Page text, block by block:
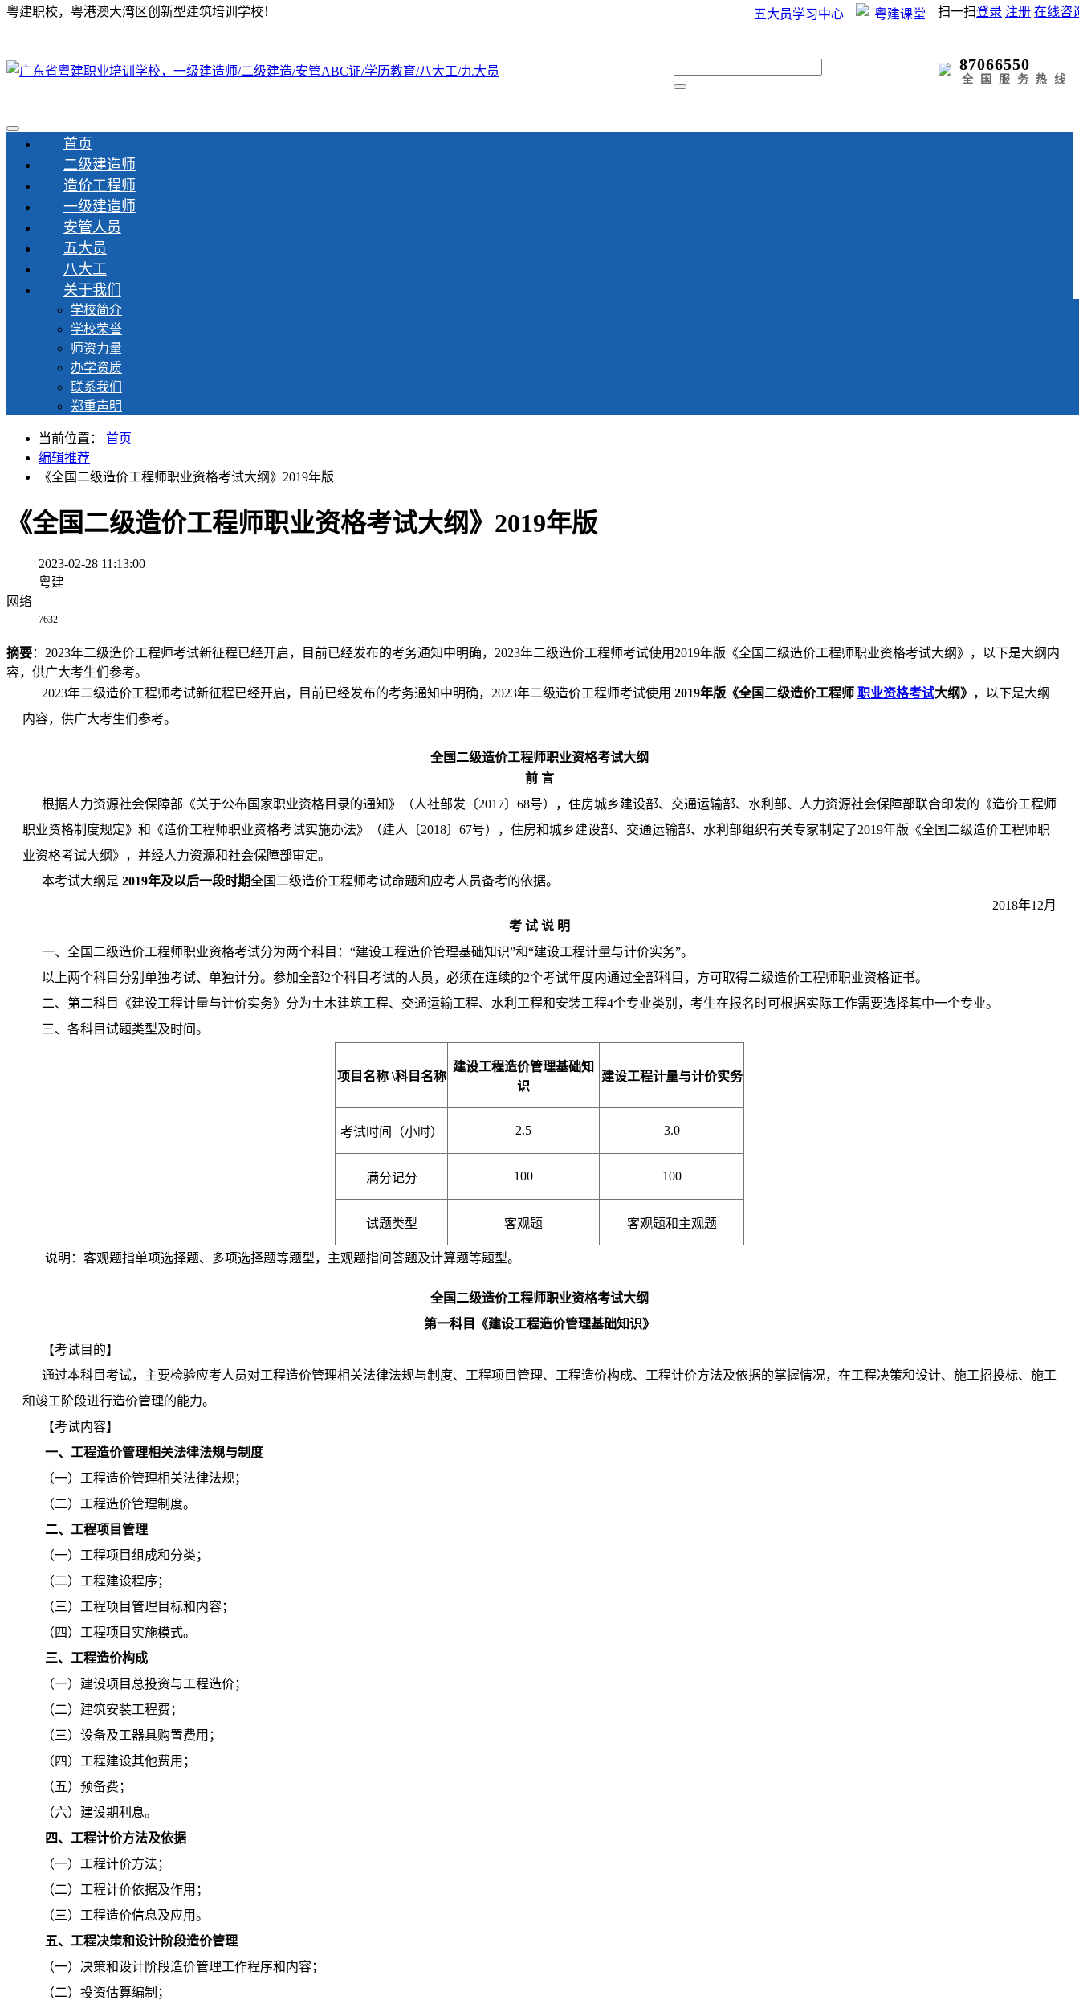
粤建职校，粤港澳大湾区创新型建筑培训学校！ 五大员学习中心 粤建课堂 登录 注册 在线咨
扫一扫
87066550
全国服务热线
首页
二级建造师
造价工程师
一级建造师
安管人员
五大员
八大工
关于我们
学校简介
学校荣誉
师资力量
办学资质
联系我们
郑重声明
当前位置：
首页
编辑推荐
《全国二级造价工程师职业资格考试大纲》2019年版
《全国二级造价工程师职业资格考试大纲》2019年版
2023-02-28 11:13:00
粤建
网络
7632
摘要：2023年二级造价工程师考试新征程已经开启，目前已经发布的考务通知中明确，2023年二级造价工程师考试使用2019年版《全国二级造价工程师职业资格考试大纲》，以下是大纲内
容，供广大考生们参考。
2023年二级造价工程师考试新征程已经开启，目前已经发布的考务通知中明确，2023年二级造价工程师考试使用 2019年版《全国二级造价工程师 职业资格考试大纲》 ，以下是大纲
内容，供广大考生们参考。
全国二级造价工程师职业资格考试大纲
前 言
根据人力资源社会保障部《关于公布国家职业资格目录的通知》（人社部发〔2017〕68号），住房城乡建设部、交通运输部、水利部、人力资源社会保障部联合印发的《造价工程师
职业资格制度规定》和《造价工程师职业资格考试实施办法》（建人〔2018〕67号），住房和城乡建设部、交通运输部、水利部组织有关专家制定了2019年版《全国二级造价工程师职
业资格考试大纲》，并经人力资源和社会保障部审定。
本考试大纲是 2019年及以后一段时期全国二级造价工程师考试命题和应考人员备考的依据。
2018年12月
考 试 说 明
一、全国二级造价工程师职业资格考试分为两个科目：“建设工程造价管理基础知识”和“建设工程计量与计价实务”。
以上两个科目分别单独考试、单独计分。参加全部2个科目考试的人员，必须在连续的2个考试年度内通过全部科目，方可取得二级造价工程师职业资格证书。
二、第二科目《建设工程计量与计价实务》分为土木建筑工程、交通运输工程、水利工程和安装工程4个专业类别，考生在报名时可根据实际工作需要选择其中一个专业。
三、各科目试题类型及时间。
项目名称 \科目名称
建设工程造价管理基础知
识
建设工程计量与计价实务
考试时间（小时） 2.5 3.0
满分记分 100 100
试题类型 客观题 客观题和主观题
说明：客观题指单项选择题、多项选择题等题型，主观题指问答题及计算题等题型。
全国二级造价工程师职业资格考试大纲
第一科目《建设工程造价管理基础知识》
【考试目的】
通过本科目考试，主要检验应考人员对工程造价管理相关法律法规与制度、工程项目管理、工程造价构成、工程计价方法及依据的掌握情况，在工程决策和设计、施工招投标、施工
和竣工阶段进行造价管理的能力。
【考试内容】
一、工程造价管理相关法律法规与制度
（一）工程造价管理相关法律法规；
（二）工程造价管理制度。
二、工程项目管理
（一）工程项目组成和分类；
（二）工程建设程序；
（三）工程项目管理目标和内容；
（四）工程项目实施模式。
三、工程造价构成
（一）建设项目总投资与工程造价；
（二）建筑安装工程费；
（三）设备及工器具购置费用；
（四）工程建设其他费用；
（五）预备费；
（六）建设期利息。
四、工程计价方法及依据
（一）工程计价方法；
（二）工程计价依据及作用；
（三）工程造价信息及应用。
五、工程决策和设计阶段造价管理
（一）决策和设计阶段造价管理工作程序和内容；
（二）投资估算编制；